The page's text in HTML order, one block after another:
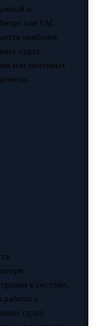
и
или ГАС
наиболее
судах.
или почтовых
в системе,
работы с
судах